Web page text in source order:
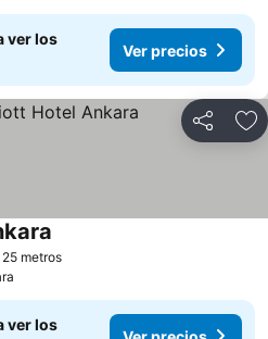
ver los
Ver precios
Compartir
metrosVer precios
ver los